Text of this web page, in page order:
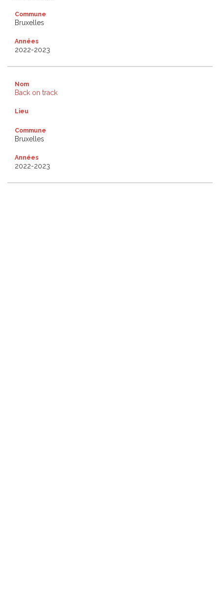
Commune
Bruxelles
Années
2022-2023
Nom
Back on track
Lieu
Commune
Bruxelles
Années
2022-2023